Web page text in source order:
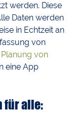
werden. Diese
Daten werden
in Echtzeit an
von
Planung von
eine App
für alle: